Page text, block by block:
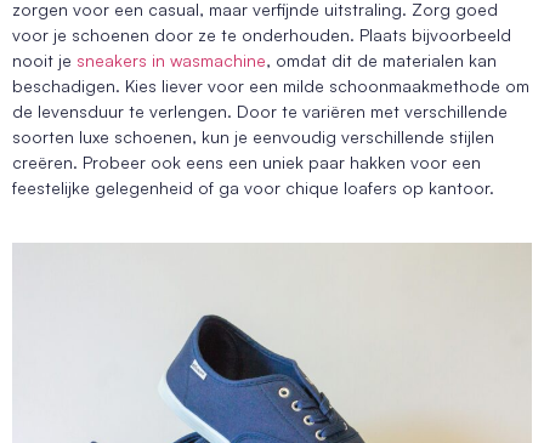
zorgen voor een casual, maar verfijnde uitstraling. Zorg goed
voor je schoenen door ze te onderhouden. Plaats bijvoorbeeld
nooit je sneakers in wasmachine, omdat dit de materialen kan
beschadigen. Kies liever voor een milde schoonmaakmethode om
de levensduur te verlengen. Door te variëren met verschillende
soorten luxe schoenen, kun je eenvoudig verschillende stijlen
creëren. Probeer ook eens een uniek paar hakken voor een
feestelijke gelegenheid of ga voor chique loafers op kantoor.